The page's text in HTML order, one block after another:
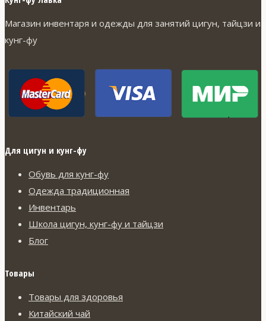
Магазин инвентаря и одежды для занятий цигун, тайцзи и
кунг-фу
Для цигун и кунг-фу
Обувь для кунг-фу
Одежда традиционная
Инвентарь
Школа цигун, кунг-фу и тайцзи
Блог
Товары
Товары для здоровья
Китайский чай